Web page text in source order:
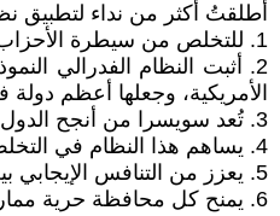
أطلقتُ أكثر من نداء لتطبيق
1. للتخلص من سيطرة الأحزاب والعائلات مركزيا على الدولة وعلى الأقاليم كما حدث ويحدث في العراق وفي سوريا ولبنان.
2. أثبت النظام الفدرالي
الأمريكية، وجعلها أعظم
3. تُعد سويسرا من أنجح الدول الفدرالية، حيث تضم أربع قوميات مختلفة: الإيطالية، والألمانية، والفرنسية، والرومانشية (ذات أصل لاتيني)، وقد حافظت على حيادها في الحروب.
4. يساهم هذا النظام في التخلص من تسلّط الحكم المركزي، أو الإقليمي الحزبي، أو الطائفي، أو العائلي على إدارة الدولة.
5. يعزز من التنافس الإيجابي بين المحافظات لتطوير ذاتها من خلال جهود أبنائها.
6. يمنح كل محافظة حرية ممارسة شعائرها القومية والدينية والثقافية والوطنية، دون فرضها على المحافظات الأخرى.